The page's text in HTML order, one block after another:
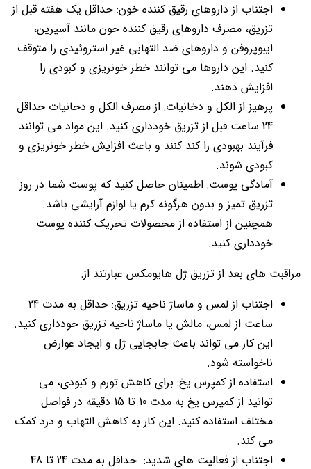
اجتناب از داروهای رقیق کننده خون: حداقل یک هفته قبل از
تزریق، مصرف داروهای رقیق کننده خون مانند آسپرین،
ایبوپروفن و داروهای ضد التهابی غیر استروئیدی را متوقف
کنید. این داروها می توانند خطر خونریزی و کبودی را
افزایش دهند.
پرهیز از الکل و دخانیات: از مصرف الکل و دخانیات حداقل
24 ساعت قبل از تزریق خودداری کنید. این مواد می توانند
فرآیند بهبودی را کند کنند و باعث افزایش خطر خونریزی و
کبودی شوند.
آمادگی پوست: اطمینان حاصل کنید که پوست شما در روز
تزریق تمیز و بدون هرگونه کرم یا لوازم آرایشی باشد.
همچنین از استفاده از محصولات تحریک کننده پوست
خودداری کنید.
مراقبت های بعد از تزریق ژل هایومکس عبارتند از:
اجتناب از لمس و ماساژ ناحیه تزریق: حداقل به مدت 24
ساعت از لمس، مالش یا ماساژ ناحیه تزریق خودداری کنید.
این کار می تواند باعث جابجایی ژل و ایجاد عوارض
ناخواسته شود.
استفاده از کمپرس یخ: برای کاهش تورم و کبودی، می
توانید از کمپرس یخ به مدت 10 تا 15 دقیقه در فواصل
مختلف استفاده کنید. این کار به کاهش التهاب و درد کمک
می کند.
اجتناب از فعالیت های شدید: حداقل به مدت 24 تا 48